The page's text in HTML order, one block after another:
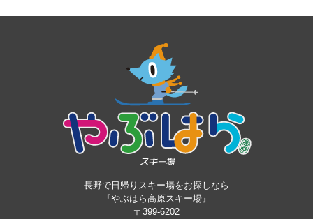
長野で日帰りスキー場をお探しなら
『やぶはら高原スキー場』
〒399-6202